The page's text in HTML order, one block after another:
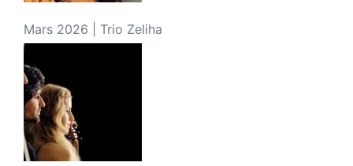
Mars 2026 | Trio Zeliha